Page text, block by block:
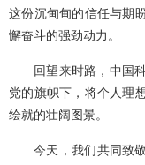
这份沉甸甸的信任与期
懈奋斗的强劲动力。
回望来时路，中国
党的旗帜下，将个人理
绘就的壮阔图景。
今天，我们共同致